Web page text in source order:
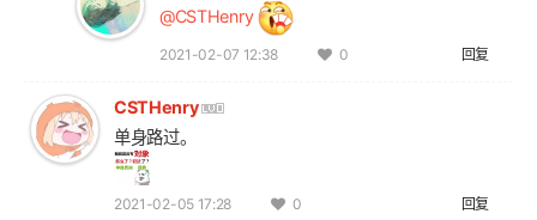
@CSTHenry
2021-02-07 12:38 回复
0
CSTHenry
单身路过。
2021-02-05 17:28 回复
0